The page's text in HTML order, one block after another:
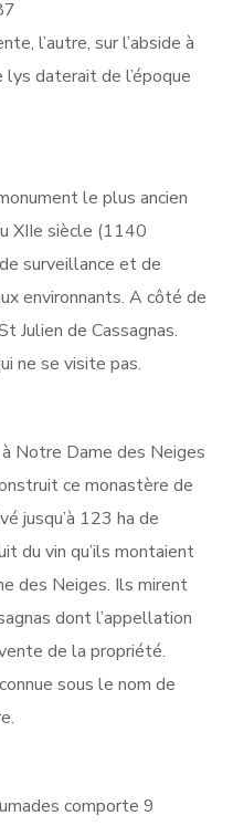
l’autre, sur l’abside à
lys daterait de l’époque
le plus ancien
XIIe siècle (1140
surveillance et de
environnants. A côté de
Julien de Cassagnas.
ne se visite pas.
Notre Dame des Neiges
ce monastère de
jusqu’à 123 ha de
du vin qu’ils montaient
des Neiges. Ils mirent
dont l’appellation
de la propriété.
sous le nom de
comporte 9